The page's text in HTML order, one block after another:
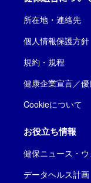
所在地・連絡先
個人情報保護方針
規約・規程
健康企業宣言／
Cookieについて
お役立ち情報
健保ニュース・
データヘルス計